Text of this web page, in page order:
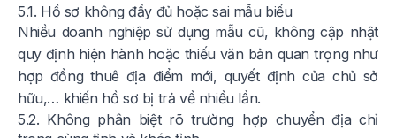
5.1. Hồ sơ không đầy đủ hoặc sai mẫu biểu
Nhiều doanh nghiệp sử dụng mẫu cũ, không cập nhật
quy định hiện hành hoặc thiếu văn bản quan trọng như
hợp đồng thuê địa điểm mới, quyết định của chủ sở
hữu,… khiến hồ sơ bị trả về nhiều lần.
5.2. Không phân biệt rõ trường hợp chuyển địa chỉ